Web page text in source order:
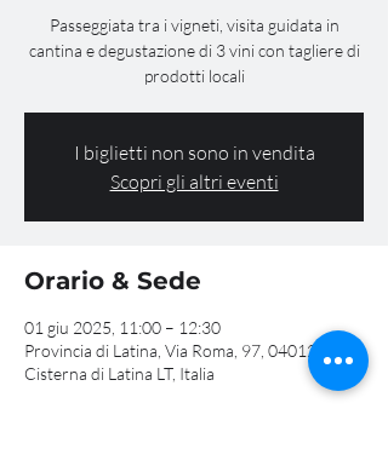
Passeggiata tra i vigneti, visita guidata in
cantina e degustazione di 3 vini con tagliere di
prodotti locali
I biglietti non sono in vendita
Scopri gli altri eventi
Orario & Sede
01 giu 2025, 11:00 – 12:30
Provincia di Latina, Via Roma, 97, 04012
Cisterna di Latina LT, Italia